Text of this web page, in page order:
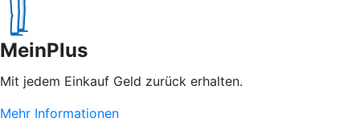
MeinPlus
Mit jedem Einkauf Geld zurück erhalten.
Mehr Informationen